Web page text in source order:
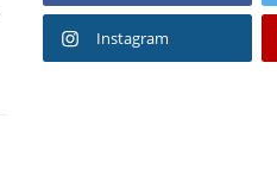
Instagram